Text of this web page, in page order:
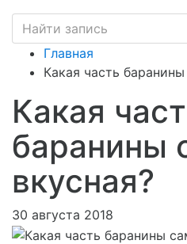
Главная
Какая часть
Какая
баранины
вкусная?
30 августа 2018